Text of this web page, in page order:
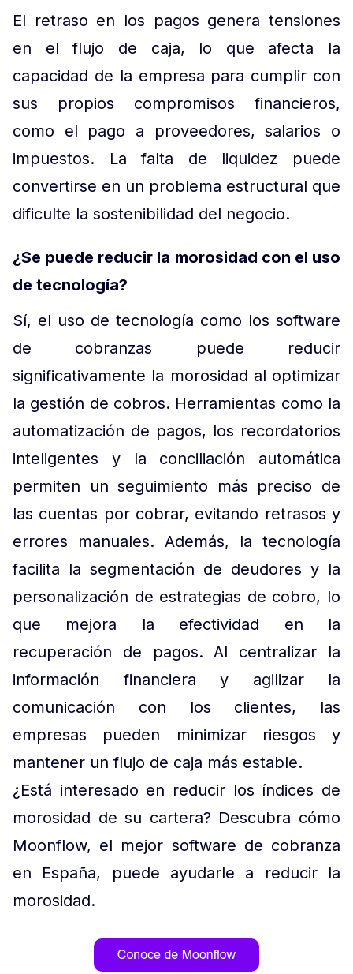
El retraso en los pagos genera tensiones
en el flujo de caja, lo que afecta la
capacidad de la empresa para cumplir con
sus propios compromisos financieros,
como el pago a proveedores, salarios o
impuestos. La falta de liquidez puede
convertirse en un problema estructural que
dificulte la sostenibilidad del negocio.
¿Se puede reducir la morosidad con el uso
de tecnología?
Sí, el uso de tecnología como los software
de cobranzas puede reducir
significativamente la morosidad al optimizar
la gestión de cobros. Herramientas como la
automatización de pagos, los recordatorios
inteligentes y la conciliación automática
permiten un seguimiento más preciso de
las cuentas por cobrar, evitando retrasos y
errores manuales. Además, la tecnología
facilita la segmentación de deudores y la
personalización de estrategias de cobro, lo
que mejora la efectividad en la
recuperación de pagos. Al centralizar la
información financiera y agilizar la
comunicación con los clientes, las
empresas pueden minimizar riesgos y
mantener un flujo de caja más estable.
¿Está interesado en reducir los índices de
morosidad de su cartera? Descubra cómo
Moonflow, el mejor software de cobranza
en España, puede ayudarle a reducir la
morosidad.